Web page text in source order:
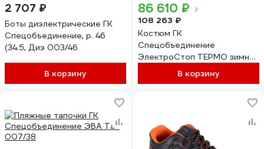
2 707 ₽
Боты диэлектрические ГК
Спецобъединение, р. 46
(34.5, Диэ 003/46
В корзину
86 610 ₽
108 263 ₽
Костюм ГК
Спецобъединение
ЭлектроСтоп ТЕРМО зимний
ЗЭТВ 62.5 кал/см2,
(Куртка+брюки) 96-100, 194
В корзину